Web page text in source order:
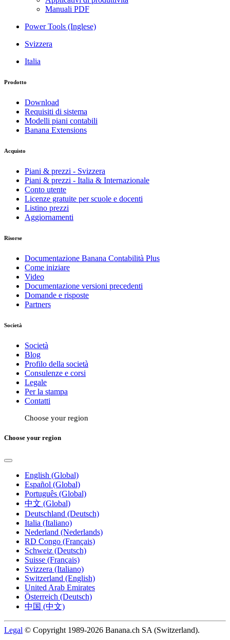
Manuali PDF
Power Tools (Inglese)
Svizzera
Italia
Prodotto
Download
Requisiti di sistema
Modelli piani contabili
Banana Extensions
Acquisto
Piani & prezzi - Svizzera
Piani & prezzi - Italia & Internazionale
Conto utente
Licenze gratuite per scuole e docenti
Listino prezzi
Aggiornamenti
Risorse
Documentazione Banana Contabilità Plus
Come iniziare
Video
Documentazione versioni precedenti
Domande e risposte
Partners
Società
Società
Blog
Profilo della società
Consulenze e corsi
Legale
Per la stampa
Contatti
Choose your region
Choose your region
English (Global)
Español (Global)
Português (Global)
中文 (Global)
Deutschland (Deutsch)
Italia (Italiano)
Nederland (Nederlands)
RD Congo (Français)
Schweiz (Deutsch)
Suisse (Français)
Svizzera (Italiano)
Switzerland (English)
United Arab Emirates
Österreich (Deutsch)
中国 (中文)
Legal © Copyright 1989-2026 Banana.ch SA (Switzerland).